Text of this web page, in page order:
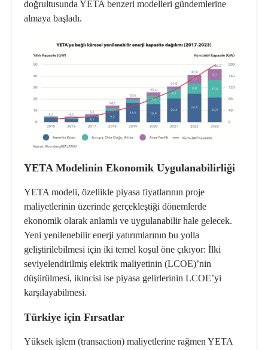
doğrultusunda YETA benzeri modelleri gündemlerine
almaya başladı.
YETA Modelinin Ekonomik Uygulanabilirliği
YETA modeli, özellikle piyasa fiyatlarının proje
maliyetlerinin üzerinde gerçekleştiği dönemlerde
ekonomik olarak anlamlı ve uygulanabilir hale gelecek.
Yeni yenilenebilir enerji yatırımlarının bu yolla
geliştirilebilmesi için iki temel koşul öne çıkıyor: İlki
seviyelendirilmiş elektrik maliyetinin (LCOE)’nin
düşürülmesi, ikincisi ise piyasa gelirlerinin LCOE’yi
karşılayabilmesi.
Türkiye için Fırsatlar
Yüksek işlem (transaction) maliyetlerine rağmen YETA